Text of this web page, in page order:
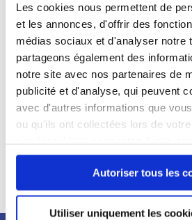
Les cookies nous permettent de
et les annonces, d'offrir des
médias sociaux et d'analyser notre
partageons également des
notre site avec nos partenaires de
publicité et d'analyse, qui peuvent
avec d'autres informations que
ou qu'ils ont collectées lors de
continuez à utiliser notre site Web.
Autoriser tous les
Utiliser uniquement les
Profil recherché :
Expérience :
de